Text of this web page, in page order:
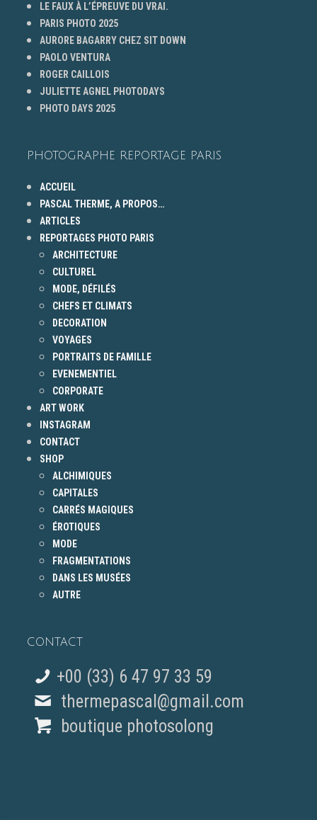
LE FAUX À L’ÉPREUVE DU VRAI.
PARIS PHOTO 2025
AURORE BAGARRY CHEZ SIT DOWN
PAOLO VENTURA
ROGER CAILLOIS
JULIETTE AGNEL PHOTODAYS
PHOTO DAYS 2025
PHOTOGRAPHE REPORTAGE PARIS
ACCUEIL
PASCAL THERME, A PROPOS…
ARTICLES
REPORTAGES PHOTO PARIS
ARCHITECTURE
CULTUREL
MODE, DÉFILÉS
CHEFS ET CLIMATS
DECORATION
VOYAGES
PORTRAITS DE FAMILLE
EVENEMENTIEL
CORPORATE
ART WORK
INSTAGRAM
CONTACT
SHOP
ALCHIMIQUES
CAPITALES
CARRÉS MAGIQUES
ÉROTIQUES
MODE
FRAGMENTATIONS
DANS LES MUSÉES
AUTRE
CONTACT
+00 (33) 6 47 97 33 59
thermepascal@gmail.com
boutique photosolong